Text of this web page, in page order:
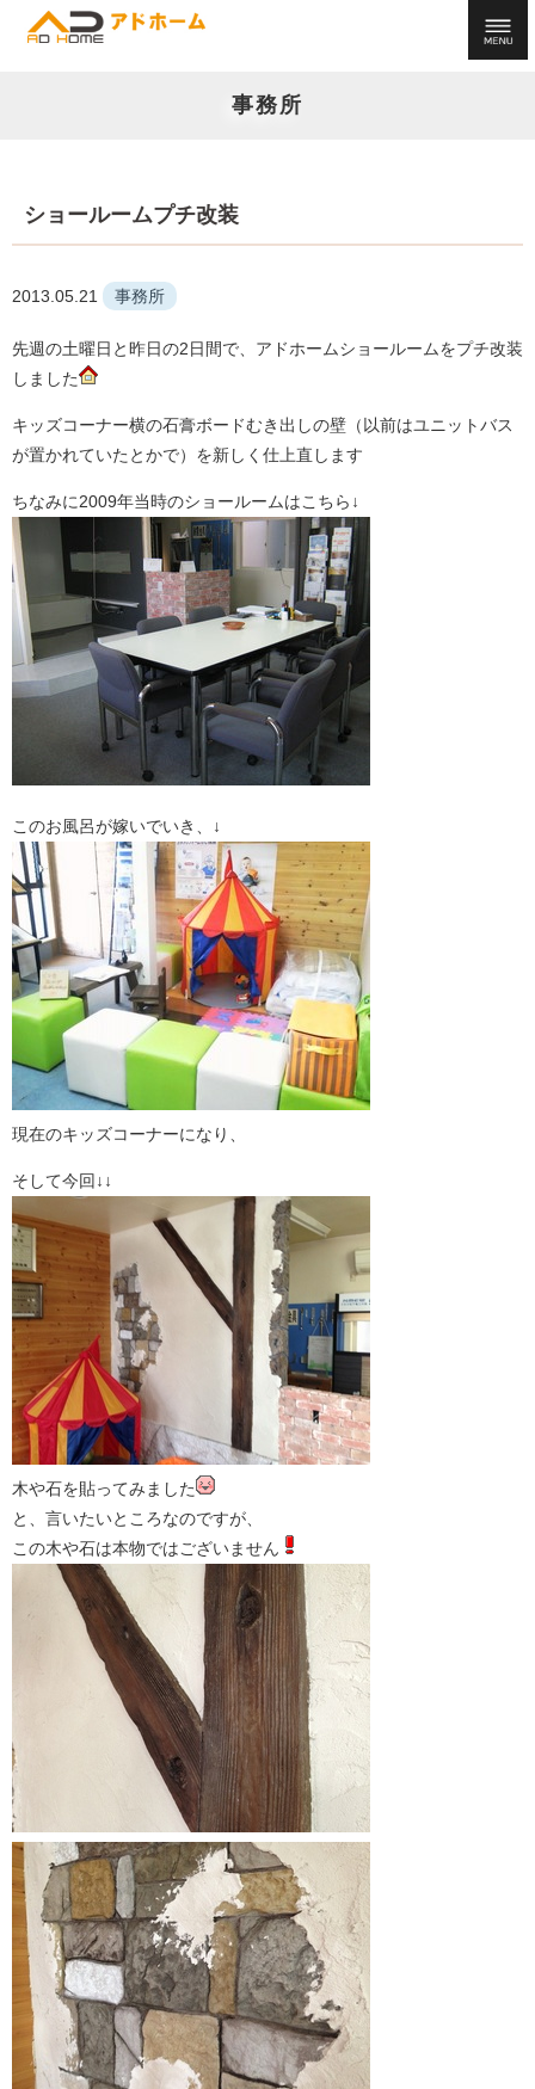
事務所
ショールームプチ改装
2013.05.21 事務所
先週の土曜日と昨日の2日間で、アドホームショールームをプチ改装
しました
キッズコーナー横の石膏ボードむき出しの壁（以前はユニットバス
が置かれていたとかで）を新しく仕上直します
ちなみに2009年当時のショールームはこちら↓
このお風呂が嫁いでいき、↓
現在のキッズコーナーになり、
そして今回↓↓
木や石を貼ってみました
と、言いたいところなのですが、
この木や石は本物ではございません